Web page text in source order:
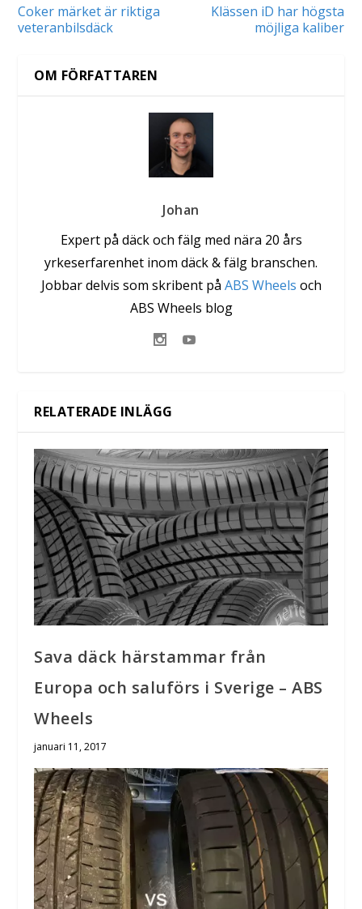
Coker märket är riktiga
veteranbilsdäck
Klässen iD har högsta
möjliga kaliber
OM FÖRFATTAREN
Johan
Expert på däck och fälg med nära 20 års
yrkeserfarenhet inom däck & fälg branschen.
Jobbar delvis som skribent på ABS Wheels och
ABS Wheels blog
RELATERADE INLÄGG
Sava däck härstammar från
Europa och saluförs i Sverige – ABS
Wheels
januari 11, 2017